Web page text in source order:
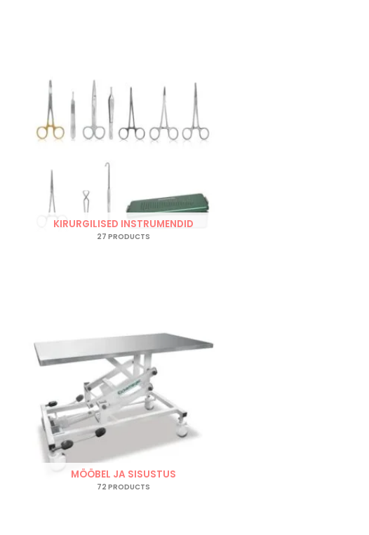
KIRURGILISED INSTRUMENDID
27 PRODUCTS
MÖÖBEL JA SISUSTUS
72 PRODUCTS